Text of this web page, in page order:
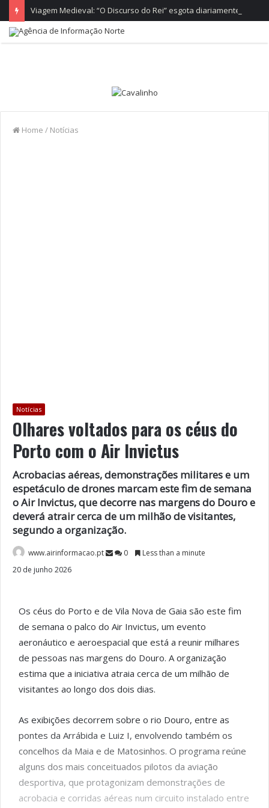
Home / Notícias
Notícias
Olhares voltados para os céus do
Porto com o Air Invictus
Acrobacias aéreas, demonstrações militares e um
espetáculo de drones marcam este fim de semana
o Air Invictus, que decorre nas margens do Douro e
deverá atrair cerca de um milhão de visitantes,
segundo a organização.
www.airinformacao.pt 0
Less than a minute
20 de junho 2026
Os céus do Porto e de Vila Nova de Gaia são este fim
de semana o palco do Air Invictus, um evento
aeronáutico e aeroespacial que está a reunir milhares
de pessoas nas margens do Douro. A organização
estima que a iniciativa atraia cerca de um milhão de
visitantes ao longo dos dois dias.
As exibições decorrem sobre o rio Douro, entre as
pontes da Arrábida e Luiz I, envolvendo também os
concelhos da Maia e de Matosinhos. O programa reúne
alguns dos mais conceituados pilotos da aviação
desportiva, que protagonizam demonstrações de
acrobacia e corridas aéreas num circuito instalado entre